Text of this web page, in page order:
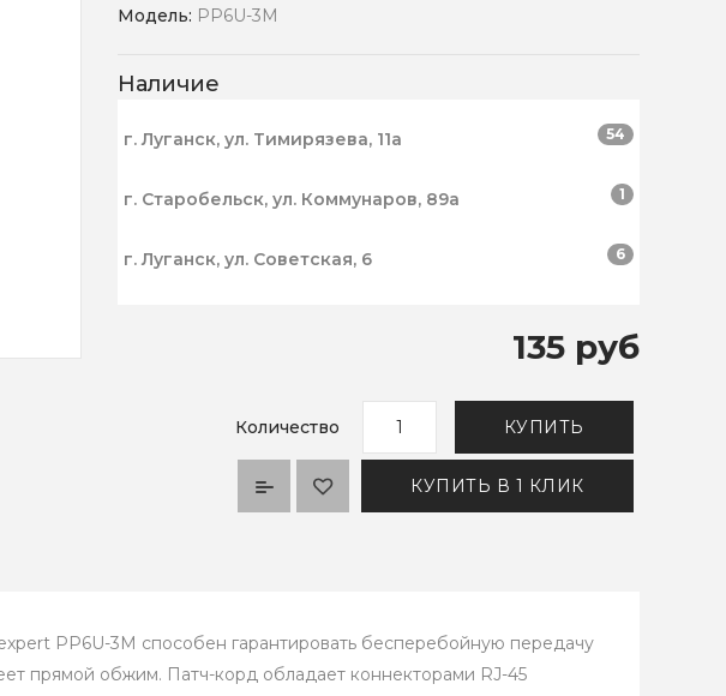
Модель: PP6U-3M
Наличие
г. Луганск, ул. Тимирязева, 11а 54
г. Старобельск, ул. Коммунаров, 89а 1
г. Луганск, ул. Советская, 6 6
135 руб
Количество КУПИТЬ
КУПИТЬ В 1 КЛИК
PP6U-3M способен гарантировать бесперебойную передачу
прямой обжим. Патч-корд обладает коннекторами RJ-45